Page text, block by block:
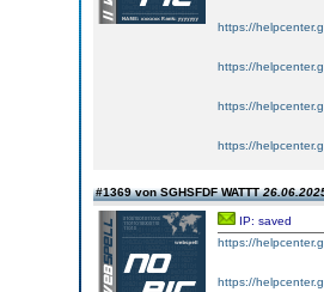
https://
https://
https://
https://
#1369 von SGHSFDF WATTT
IP: saved
https://
https://